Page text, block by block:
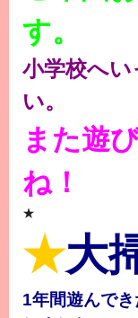
す。
小学校へ
い。
また遊
ね！
★
★大
1年間遊んで